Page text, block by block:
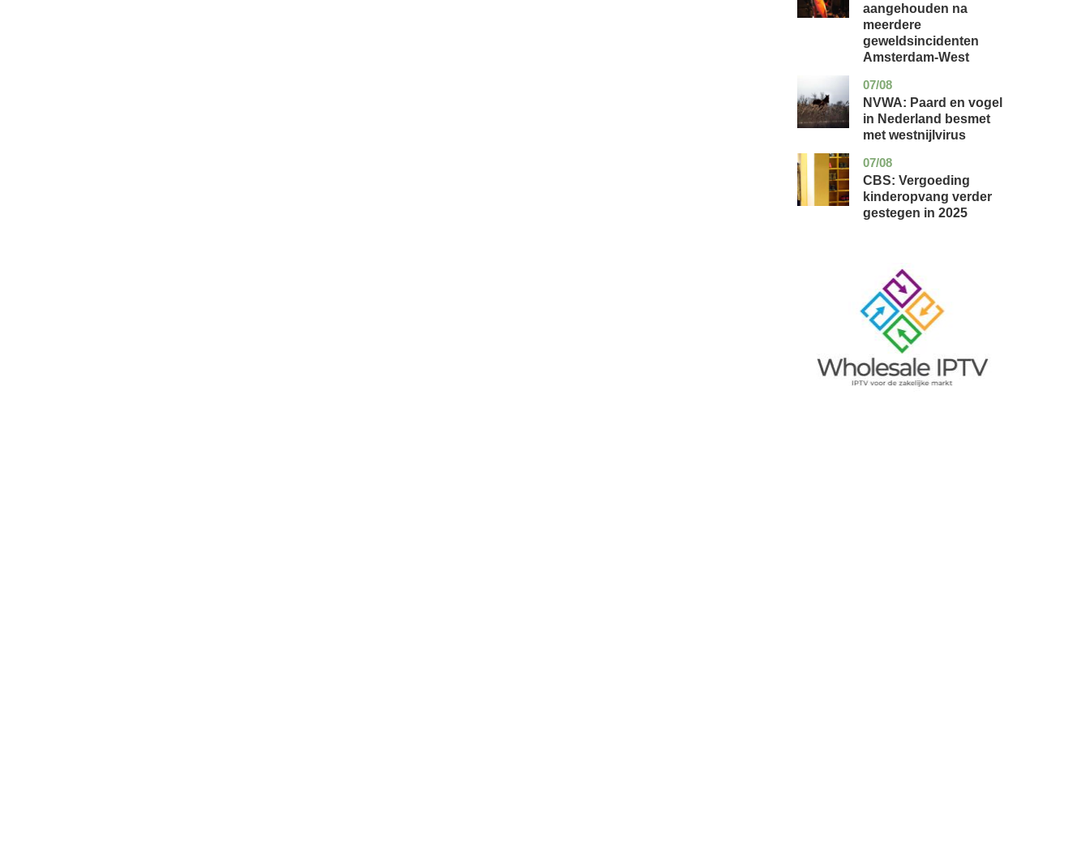
aangehouden na
meerdere
geweldsincidenten
Amsterdam-West
07/08
utrecht
nieuws
NVWA: Paard en vogel
in Nederland besmet
met westnijlvirus
07/08
zuid-
holland
economie
CBS: Vergoeding
kinderopvang verder
gestegen in 2025